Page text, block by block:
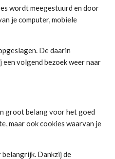
wordt meegestuurd en door
je computer, mobiele
De daarin
volgend bezoek weer naar
groot belang voor het goed
maar ook cookies waarvan je
Dankzij de